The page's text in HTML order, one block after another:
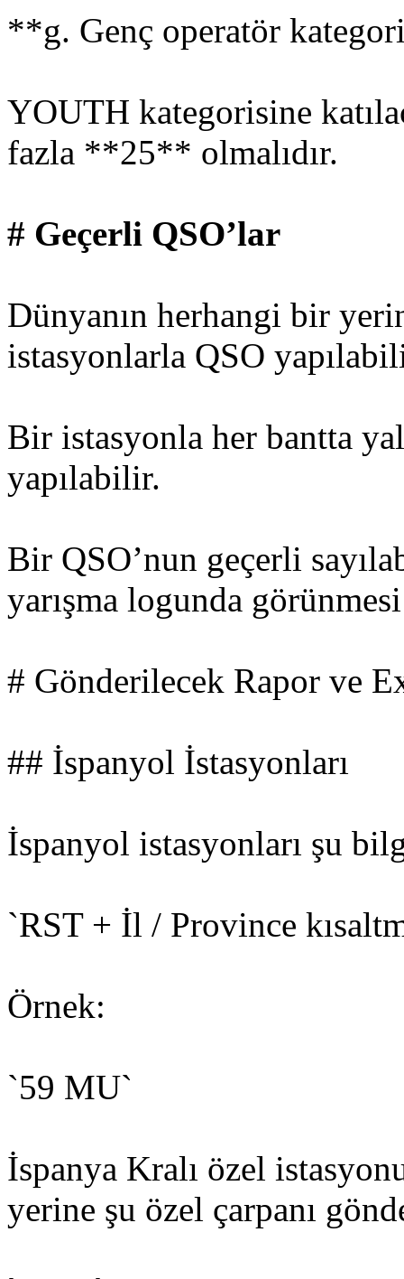
**g. Genç operatör
YOUTH kategorisine
fazla **25** olmalıdır.
# Geçerli QSO’lar
Dünyanın herhangi bir
istasyonlarla QSO
Bir istasyonla her bantta
yapılabilir.
Bir QSO’nun geçerli
yarışma logunda
# Gönderilecek Rapor ve
## İspanyol İstasyonları
İspanyol istasyonları şu
`RST + İl / Province
Örnek:
`59 MU`
İspanya Kralı özel
yerine şu özel çarpanı